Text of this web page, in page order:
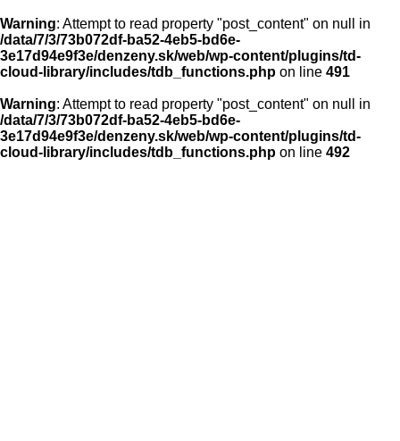
Warning: Attempt to read property "post_content" on null in
/data/7/3/73b072df-ba52-4eb5-bd6e-
3e17d94e9f3e/denzeny.sk/web/wp-content/plugins/td-
cloud-library/includes/tdb_functions.php on line 491
Warning: Attempt to read property "post_content" on null in
/data/7/3/73b072df-ba52-4eb5-bd6e-
3e17d94e9f3e/denzeny.sk/web/wp-content/plugins/td-
cloud-library/includes/tdb_functions.php on line 492